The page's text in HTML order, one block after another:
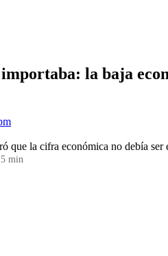
la baja
que la cifra económica no debía
5 min